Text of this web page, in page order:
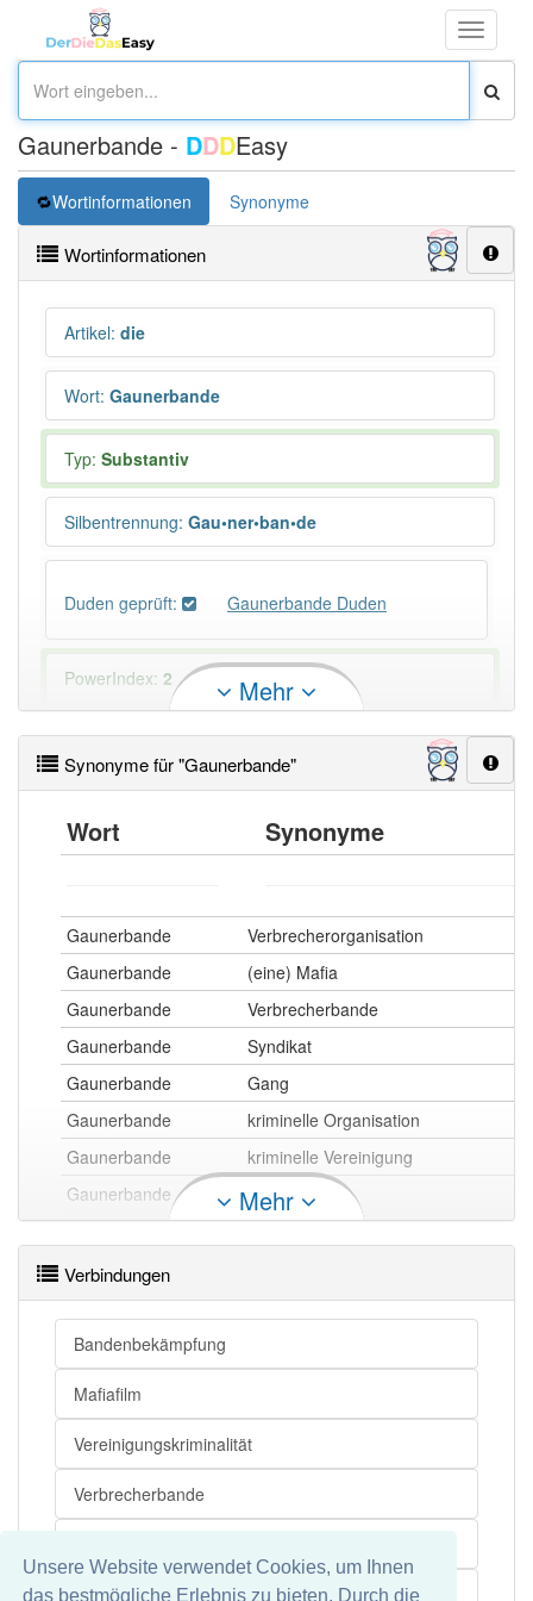
Unsere Website verwendet Cookies, um Ihnen
das bestmögliche Erlebnis zu bieten. Durch die
Toggle
Gaunerbande - DDDEasy
Wortinformationen Synonyme
Wortinformationen
Artikel: die
Wort: Gaunerbande
Typ: Substantiv
Silbentrennung: Gau•ner•ban•de
Duden geprüft: Gaunerbande Duden
PowerIndex: 2
Häufigkeit: 2 von 10
87% unserer Spielapp-Nutzer haben den Artikel
korrekt erraten.
Mehr
Synonyme für "Gaunerbande"
Wort Synonyme
Gaunerbande
Verbrecherorganisation
Gaunerbande
(eine) Mafia
Gaunerbande
Verbrecherbande
Gaunerbande
Syndikat
Gaunerbande
Gang
Gaunerbande
kriminelle Organisation
Gaunerbande
kriminelle Vereinigung
Gaunerbande
Bande
Gaunerbande openthesaurus
Mehr
Verbindungen
Bandenbekämpfung
Mafiafilm
Vereinigungskriminalität
Verbrecherbande
Gang